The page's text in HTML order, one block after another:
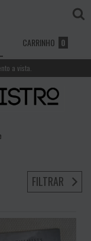
CARRINHO 0
a vista.
FILTRAR